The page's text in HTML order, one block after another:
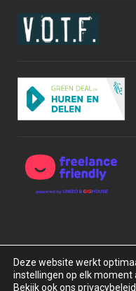
Copyright © 2015-2026
Deze website werkt
instellingen op elk moment
Bekijk ook ons privacybeleid.